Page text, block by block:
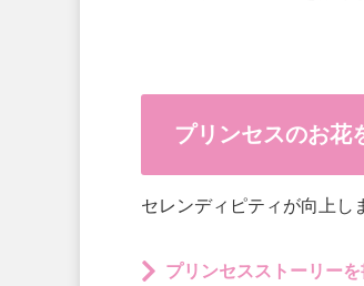
プリンセスのお花
セレンディピティが向上し
プリンセスストーリーを